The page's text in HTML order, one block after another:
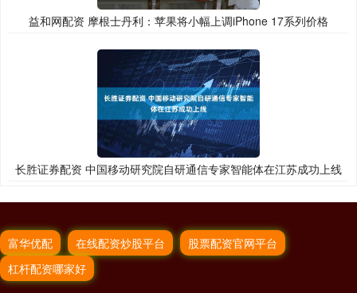
益和网配资 摩根士丹利：苹果将小幅上调iPhone 17系列价格
长胜证券配资 中国移动研究院自研通信专家智能体在江苏成功上线
富华优配 在线配资炒股平台
股票配资官网平台
杠杆配资哪家好